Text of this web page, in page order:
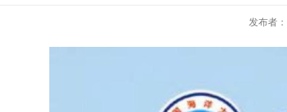
发布者